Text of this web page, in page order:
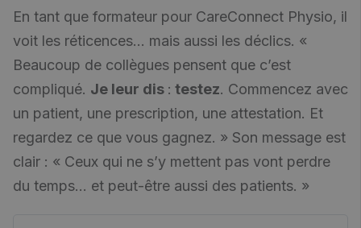
En tant que formateur pour CareConnect Physio, il
voit les réticences… mais aussi les déclics. «
Beaucoup de collègues pensent que c’est
compliqué. Je leur dis : testez. Commencez avec
un patient, une prescription, une attestation. Et
regardez ce que vous gagnez. » Son message est
clair : « Ceux qui ne s’y mettent pas vont perdre
du temps… et peut-être aussi des patients. »